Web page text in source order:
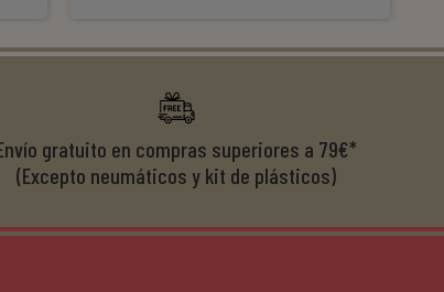
el cliente y que disfrutan lo que hacen. Si te gusta la
sitio. Calidad, rapidez y buen rollo. ??️
años
gratuito en compras superiores a 79€*
(Excepto neumáticos y kit de plásticos)